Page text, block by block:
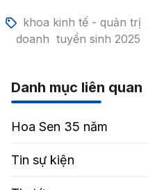
khoa kinh tế - quản trị
doanh tuyển sinh 2025
Danh mục liên quan
Hoa Sen 35 năm
Tin sự kiện